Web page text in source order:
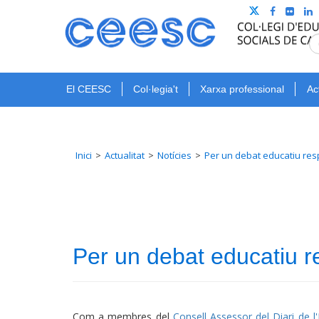
El CEESC Col·legia't Xarxa professional
Inici Actualitat Notícies Per un debat educatiu
Per un debat educatiu